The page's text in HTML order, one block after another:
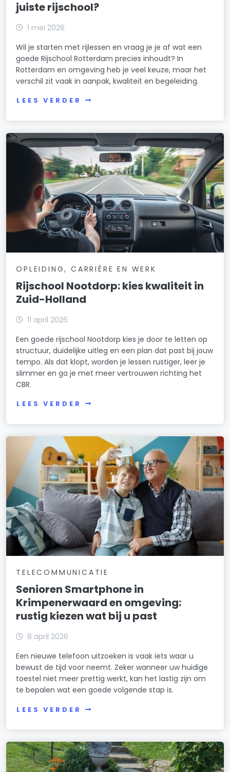
juiste rijschool?
1 mei 2026
Wil je starten met rijlessen en vraag je je af wat een
goede Rijschool Rotterdam precies inhoudt? In
Rotterdam en omgeving heb je veel keuze, maar het
verschil zit vaak in aanpak, kwaliteit en begeleiding.
LEES VERDER
OPLEIDING, CARRIÈRE EN WERK
Rijschool Nootdorp: kies kwaliteit in
Zuid-Holland
11 april 2026
Een goede rijschool Nootdorp kies je door te letten op
structuur, duidelijke uitleg en een plan dat past bij jouw
tempo. Als dat klopt, worden je lessen rustiger, leer je
slimmer en ga je met meer vertrouwen richting het
CBR.
LEES VERDER
TELECOMMUNICATIE
Senioren Smartphone in
Krimpenerwaard en omgeving:
rustig kiezen wat bij u past
8 april 2026
Een nieuwe telefoon uitzoeken is vaak iets waar u
bewust de tijd voor neemt. Zeker wanneer uw huidige
toestel niet meer prettig werkt, kan het lastig zijn om
te bepalen wat een goede volgende stap is.
LEES VERDER